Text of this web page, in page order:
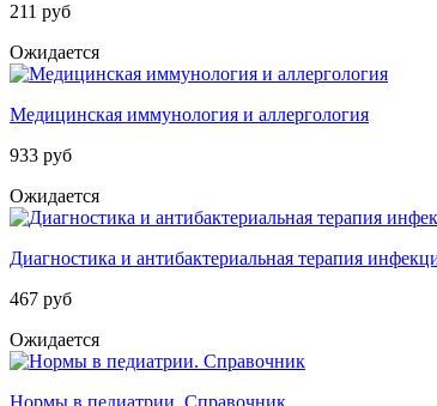
211 руб
Ожидается
Медицинская иммунология и аллергология
933 руб
Ожидается
Диагностика и антибактериальная терапия
467 руб
Ожидается